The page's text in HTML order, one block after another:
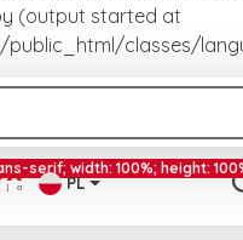
(output started at
classes/
public_html/classes/
PL